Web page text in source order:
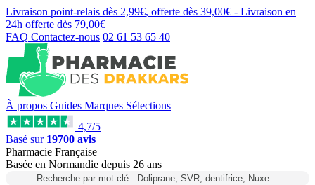
Livraison point-relais dès 2,99€, offerte dès 39,00€ - Livraison en
24h offerte dès 79,00€
FAQ Contactez-nous 02 61 53 65 40
À propos Guides Marques Sélections
4,7/5
Basé sur 19700 avis
Pharmacie Française
Basée en Normandie depuis 26 ans
Recherche par mot-clé : Doliprane, SVR, dentifrice, Nuxe…